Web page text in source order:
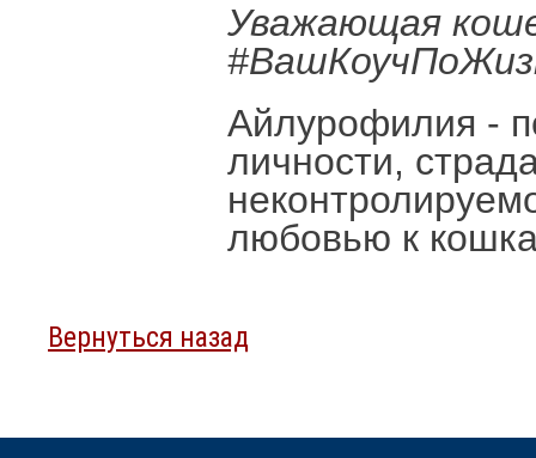
Уважающая
Айлурофилия -
личности,
любовью к
Вернуться назад